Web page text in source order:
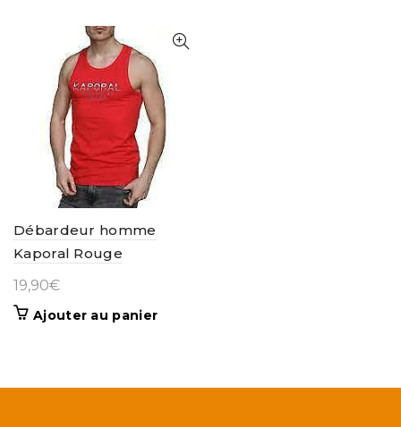
Débardeur homme
Kaporal Rouge
19,90€
Ajouter au panier